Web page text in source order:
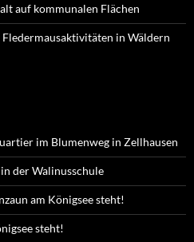
auf kommunalen Flächen
in Wäldern
im Blumenweg in Zellhausen
der Walinusschule
am Königsee steht!
steht!